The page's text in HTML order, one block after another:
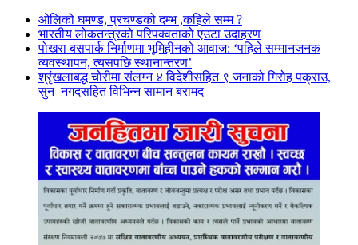
ओलिको घमण्ड, प्रचण्डको दम्भ ,कहिले सम्म ?
भारतीय लोकतन्त्रको परिपक्वताको एउटा उदाहरण
पोखरा बसपार्क निर्माणमा भूमिहीनको आवाज: ‘पहिले सम्मानजनक
व्यवस्थापन, त्यसपछि स्थानान्तरण’
श्रृंखलाबद्ध चोरीमा संलग्न ४ विदेशीसहित ९ जनाको गिरोह पक्राउ,
सुन–नगदसहित विभिन्न सामान बरामद